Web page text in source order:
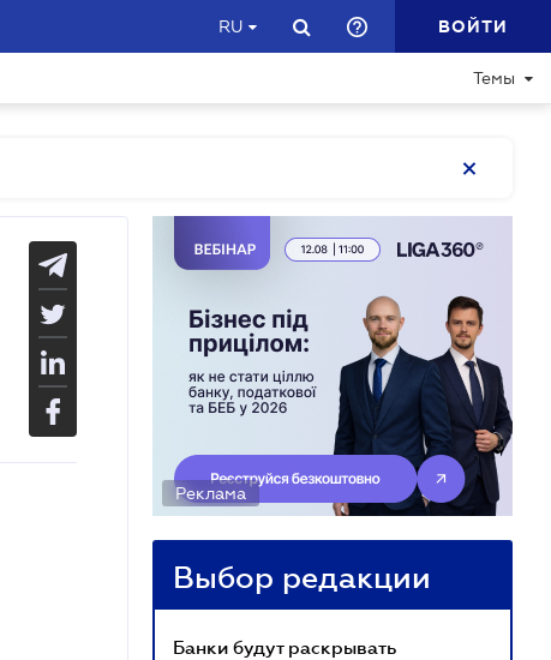
RU ВОЙТИ
Темы
Реклама
Выбор редакции
Банки будут раскрывать